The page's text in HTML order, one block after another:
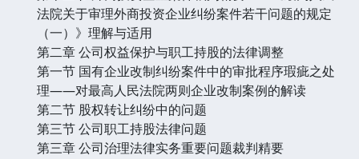
法院关于审理外商投资企业纠纷案件若干问题的规定
（一）》理解与适用
第二章 公司权益保护与职工持股的法律调整
第一节 国有企业改制纠纷案件中的审批程序瑕疵之处
理——对最高人民法院两则企业改制案例的解读
第二节 股权转让纠纷中的问题
第三节 公司职工持股法律问题
第三章 公司治理法律实务重要问题裁判精要